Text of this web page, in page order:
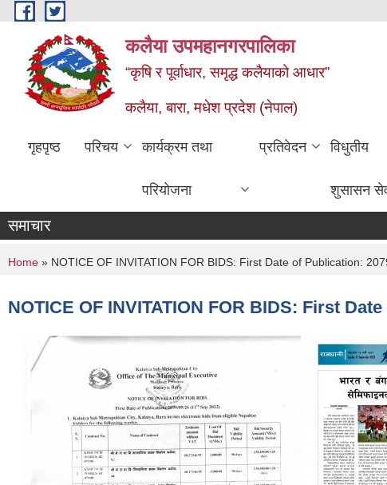
Skip to main content
कलैया उपमहानगरपालिका
“कृषि र पूर्वाधार, समृद्ध कलैयाको आधार”
कलैया, बारा, मधेश प्रदेश (नेपाल)
गृहपृष्ठ परिचय कार्यक्रम तथा
परियोजना
प्रतिवेदन विधुतीय
शुसासन
समाचार
You are here
Home » NOTICE OF INVITATION FOR BIDS: First Date of Publication:
NOTICE OF INVITATION FOR BIDS: First